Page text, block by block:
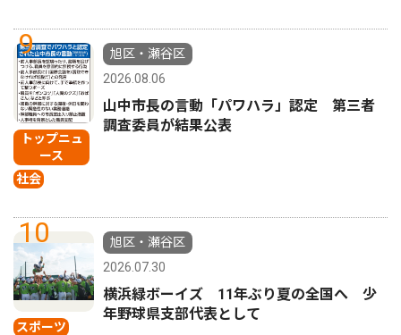
9
トップニュ
ース
社会
旭区・瀬谷区
2026.08.06
山中市長の言動「パワハラ」認定 第三者
調査委員が結果公表
10
スポーツ
旭区・瀬谷区
2026.07.30
横浜緑ボーイズ 11年ぶり夏の全国へ 少
年野球県支部代表として